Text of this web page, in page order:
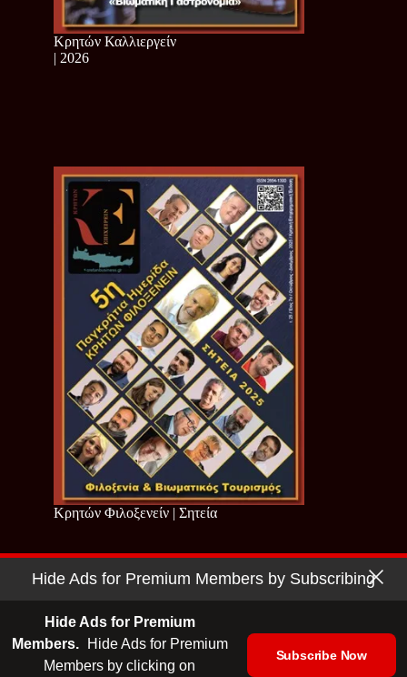
Κρητών Καλλιεργείν
| 2026
Κρητών Φιλοξενείν | Σητεία
Copyright © 2026 - Cretan Business | Κρητών Επιχειρείν
Hide Ads for Premium Members by Subscribing
Hide Ads for Premium
Members.
Hide Ads for Premium
Members by clicking on
Subscribe Now